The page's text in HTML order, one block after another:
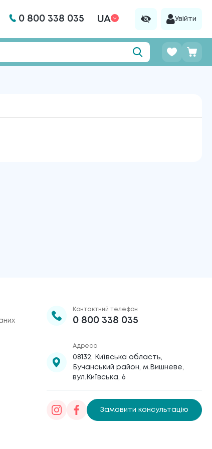
0 800 338 035 UA Увійти
Контактний телефон
0 800 338 035
Адреса
08132, Київська область,
Бучанський район, м.Вишневе,
вул.Київська, 6
Замовити консультацію